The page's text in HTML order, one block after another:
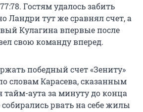
Гостям удалось забить
Ландри тут же сравнял счет, а
Кулагина впервые после
свою команду вперед.
победный счет «Зениту»
словам Карасева, сказанным
тайм-аута за минуту до конца
рвать на себе жилы